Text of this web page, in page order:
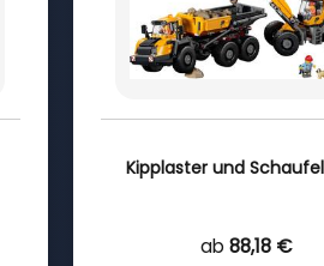
Kipplaster und
ab 88,18 €